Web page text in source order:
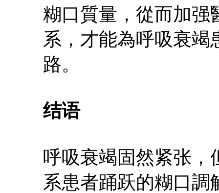
糊口質量，從而加强
系，才能為呼吸衰
路。
结语
呼吸衰竭固然紧张，
系患者踊跃的糊口